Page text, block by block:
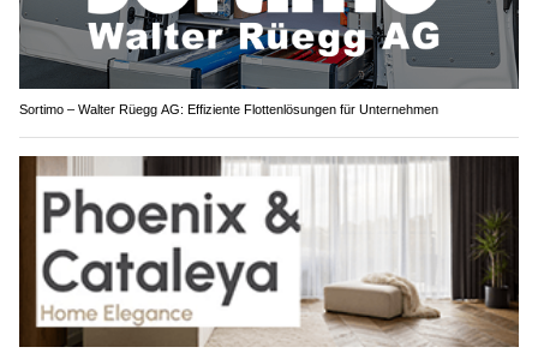
Sortimo – Walter Rüegg AG: Effiziente Flottenlösungen für Unternehmen